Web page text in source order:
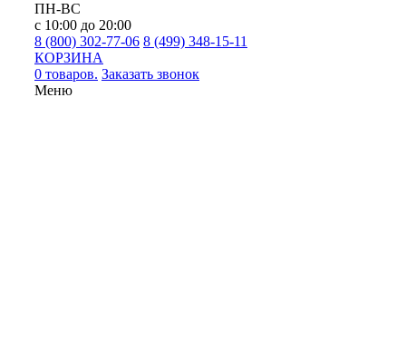
ПН-ВС
с 10:00 до 20:00
8 (800) 302-77-06 8 (499) 348-15-11
КОРЗИНА
0 товаров. Заказать звонок
Меню